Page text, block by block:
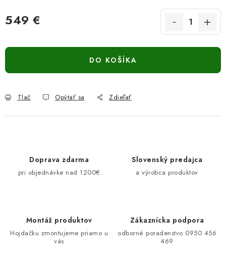
549 €
DO KOŠÍKA
Tlač Opýtať sa Zdieľať
Doprava zdarma
pri objednávke nad 1200€
Slovenský predajca
a výrobca produktov
Montáž produktov
Hojdačku zmontujeme priamo u
vás
Zákaznícka podpora
odborné poradenstvo 0950 456
469